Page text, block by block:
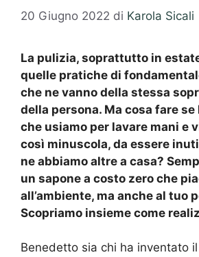
20 Giugno 2022 di Karola Sicali
La pulizia, soprattutto in
quelle pratiche di
che ne vanno della stessa
della persona. Ma cosa fare
che usiamo per lavare mani e
così minuscola, da essere
ne abbiamo altre a casa?
un sapone a costo zero che
all’ambiente, ma anche al tuo
Scopriamo insieme come
Benedetto sia chi ha inventato